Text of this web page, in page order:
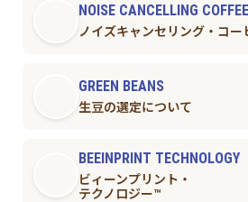
NOISE CANCELLING COFFEE
ノイズキャンセリング・コー
GREEN BEANS
生豆の選定について
BEEINPRINT TECHNOLOGY
ビィーンプリント・
テクノロジー™︎